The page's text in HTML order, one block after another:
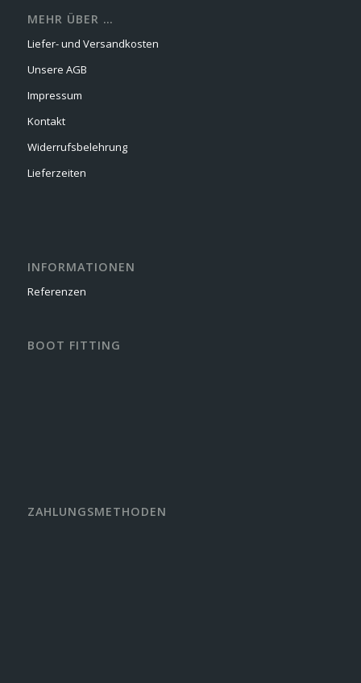
MEHR ÜBER …
Liefer- und Versandkosten
Unsere AGB
Impressum
Kontakt
Widerrufsbelehrung
Lieferzeiten
INFORMATIONEN
Referenzen
BOOT FITTING
ZAHLUNGSMETHODEN